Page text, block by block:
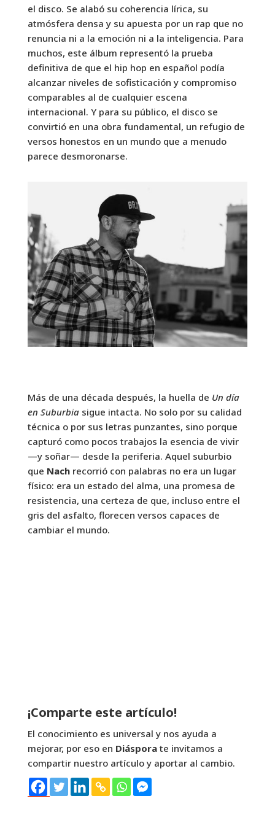
el disco. Se alabó su coherencia lírica, su
atmósfera densa y su apuesta por un rap que no
renuncia ni a la emoción ni a la inteligencia. Para
muchos, este álbum representó la prueba
definitiva de que el hip hop en español podía
alcanzar niveles de sofisticación y compromiso
comparables al de cualquier escena
internacional. Y para su público, el disco se
convirtió en una obra fundamental, un refugio de
versos honestos en un mundo que a menudo
parece desmoronarse.
Más de una década después, la huella de Un día
en Suburbiasigue intacta. No solo por su calidad
técnica o por sus letras punzantes, sino porque
capturó como pocos trabajos la esencia de vivir
—y soñar— desde la periferia. Aquel suburbio
que Nachrecorrió con palabras no era un lugar
físico: era un estado del alma, una promesa de
resistencia, una certeza de que, incluso entre el
gris del asfalto, florecen versos capaces de
cambiar el mundo.
¡Comparte este artículo!
El conocimiento es universal y nos ayuda a
mejorar, por eso en Diásporate invitamos a
compartir nuestro artículo y aportar al cambio.